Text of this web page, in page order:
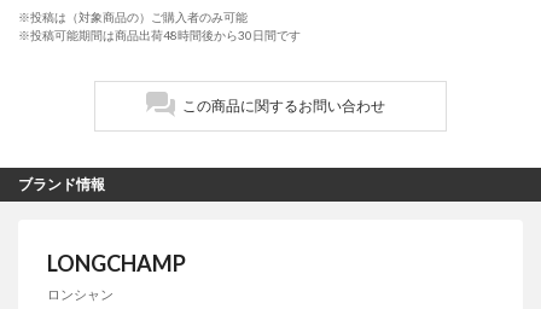
※投稿は（対象商品の）ご購入者のみ可能
※投稿可能期間は商品出荷48時間後から30日間です
この商品に関するお問い合わせ
ブランド情報
LONGCHAMP
ロンシャン